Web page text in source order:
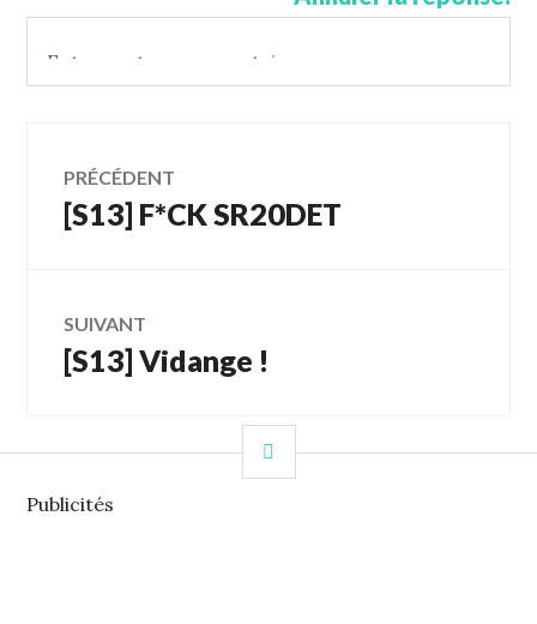
Navigation
des
PRÉCÉDENT
Article
précédent :
[S13] F*CK SR20DET
SUIVANT
Article
Suivant:
[S13] Vidange !
LATÉRALE
Publicités